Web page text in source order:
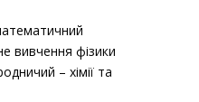
вивчення фізики
– хімії та